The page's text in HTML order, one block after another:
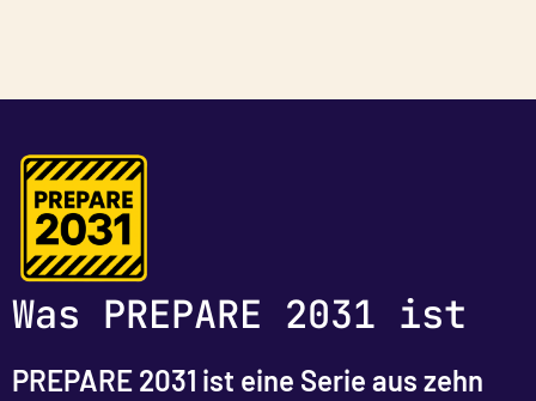
Was PREPARE 2031 ist
PREPARE 2031 ist eine Serie aus zehn